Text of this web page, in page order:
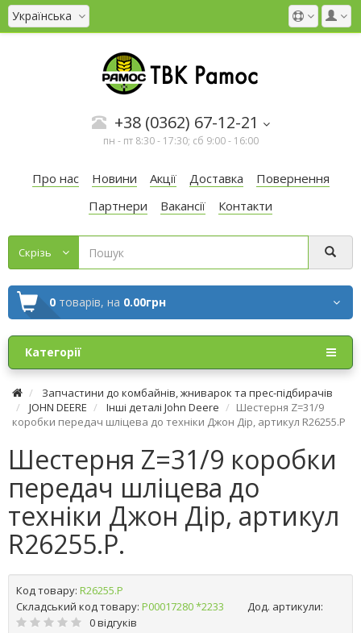
Українська
+38 (0362) 67-12-21
пн - пт 8:30 - 17:30; сб 9:00 - 16:00
Про нас Новини Акції Доставка
Повернення
Партнери
Вакансії Контакти
Cкрізь
0 товарів, на 0.00грн
Категорії
Запчастини до комбайнів, жниварок та прес-підбирачів
JOHN DEERE
Інші деталі John Deere
Шестерня Z=31/9
коробки передач шліцева до техніки Джон Дір, артикул R26255.P
Шестерня Z=31/9 коробки
передач шліцева до
техніки Джон Дір, артикул
R26255.P.
Код товару: R26255.P
Складський код товару: Р00017280 *2233
Дод. артикули:
0 відгуків